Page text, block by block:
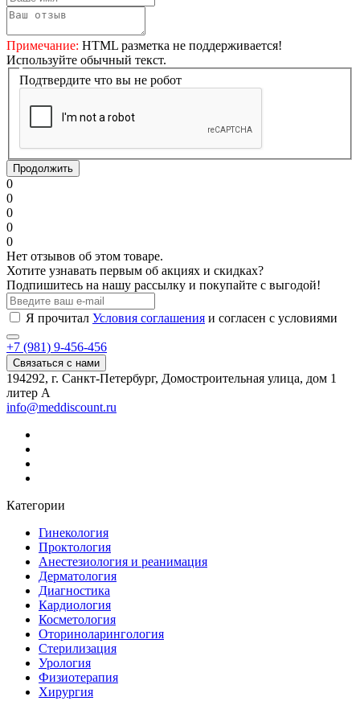
Примечание: HTML разметка не поддерживается!
Используйте обычный текст.
Подтвердите что вы не робот
Продолжить
0
0
0
0
0
Нет отзывов об этом товаре.
Хотите узнавать первым об акциях и скидках?
Подпишитесь на нашу рассылку и покупайте с выгодой!
Я прочитал Условия соглашения и согласен с условиями
+7 (981) 9-456-456
Связаться с нами
194292, г. Санкт-Петербург, Домостроительная улица, дом 1
литер А
info@meddiscount.ru
Категории
Гинекология
Проктология
Анестезиология и реанимация
Дерматология
Диагностика
Кардиология
Косметология
Оториноларингология
Стерилизация
Урология
Физиотерапия
Хирургия